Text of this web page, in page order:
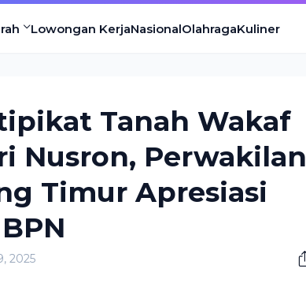
Lowongan KerjaNasionalOlahragaKuliner
Tanah Wakaf
Nusron, Perwakilan
Timur Apresiasi
2025